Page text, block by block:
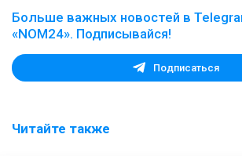
Больше важных новостей в
«NOM24». Подписывайся!
Подписаться
Читайте также